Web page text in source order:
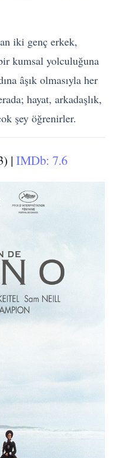
iki genç erkek,
kumsal yolculuğuna
âşık olmasıyla her
hayat, arkadaşlık,
şey öğrenirler.
|IMDb: 7.6